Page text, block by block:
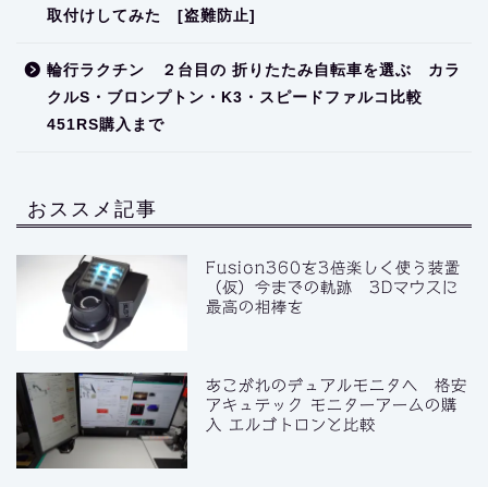
取付けしてみた [盗難防止]
輪行ラクチン ２台目の 折りたたみ自転車を選ぶ カラ
クルS・ブロンプトン・K3・スピードファルコ比較
451RS購入まで
おススメ記事
Fusion360を3倍楽しく使う装置
（仮）今までの軌跡 3Dマウスに
最高の相棒を
あこがれのデュアルモニタへ 格安
アキュテック モニターアームの購
入 エルゴトロンと比較